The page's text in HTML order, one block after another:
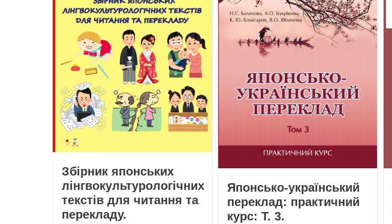
Збірник японських
лінгвокультурологічних
текстів для читання та
перекладу.
Японсько-український
переклад: практичний
курс: Т. 3.